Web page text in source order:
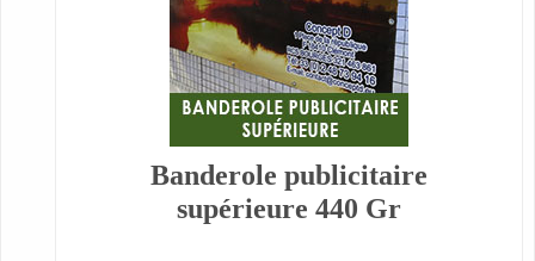
Banderole publicitaire
supérieure 440 Gr